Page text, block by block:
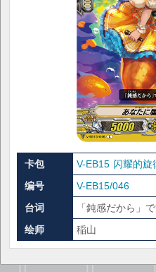
卡包
V-EB15 闪耀的旋
编号
V-EB15/046
台词
「鈍感だから」
绘师
稲山